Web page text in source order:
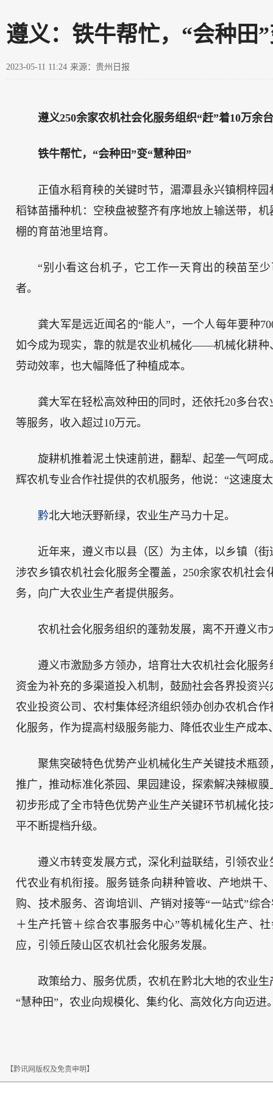
遵义：铁牛帮忙，“会种田
2023-05-11 11:24 来源：贵州日报
遵义250余家农机社会化服务组织“赶”着10万余
铁牛帮忙，“会种田”变“慧种田”
正值水稻育秧的关键时节，湄潭县永兴镇桐梓
稻钵苗播种机：空秧盘被整齐有序地放上输送带，
棚的育苗池里培育。
“别小看这台机子，它工作一天育出的秧苗至
者。
龚大军是远近闻名的“能人”，一个人每年要种
如今成为现实，靠的就是农业机械化——机械化耕种
劳动效率，也大幅降低了种植成本。
龚大军在轻松高效种田的同时，还依托20多台
等服务，收入超过10万元。
旋耕机推着泥土快速前进，翻犁、起垄一气呵
辉农机专业合作社提供的农机服务，他说：“这速度
黔北大地沃野新绿，农业生产马力十足。
近年来，遵义市以县（区）为主体，以乡镇（
涉农乡镇农机社会化服务全覆盖，250余家农机社
务，向广大农业生产者提供服务。
农机社会化服务组织的蓬勃发展，离不开遵义
遵义市激励多方领办，培育壮大农机社会化服
资金为补充的多渠道投入机制，鼓励社会各界投资
农业投资公司、农村集体经济组织领办创办农机合
化服务，作为提高村级服务能力、降低农业生产成
聚焦突破特色优势产业机械化生产关键技术瓶
推广，推动标准化茶园、果园建设，探索解决辣椒
初步形成了全市特色优势产业生产关键环节机械化
平不断提档升级。
遵义市转变发展方式，深化利益联结，引领农
代农业有机衔接。服务链条向耕种管收、产地烘干
购、技术服务、咨询培训、产销对接等“一站式”综
＋生产托管＋综合农事服务中心”等机械化生产、
应，引领丘陵山区农机社会化服务发展。
政策给力、服务优质，农机在黔北大地的农业
“慧种田”，农业向规模化、集约化、高效化方向迈进
【黔讯网版权及免责申明】